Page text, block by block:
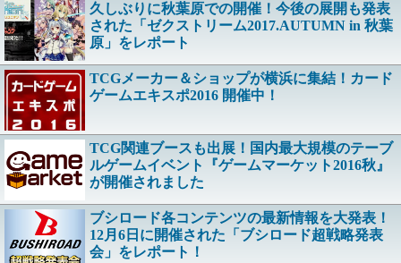
久しぶりに秋葉原での開催！今後の展開も発表
された「ゼクストリーム2017.AUTUMN in 秋葉
原」をレポート
TCGメーカー＆ショップが横浜に集結！カード
ゲームエキスポ2016 開催中！
TCG関連ブースも出展！国内最大規模のテーブ
ルゲームイベント『ゲームマーケット2016秋』
が開催されました
ブシロード各コンテンツの最新情報を大発表！
12月6日に開催された「ブシロード超戦略発表
会」をレポート！